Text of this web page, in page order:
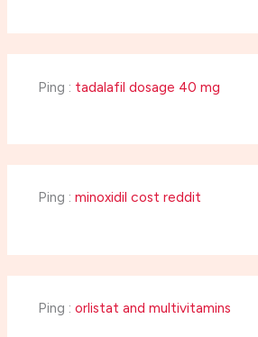
Ping : tadalafil dosage 40 mg
Ping : minoxidil cost reddit
Ping : orlistat and multivitamins